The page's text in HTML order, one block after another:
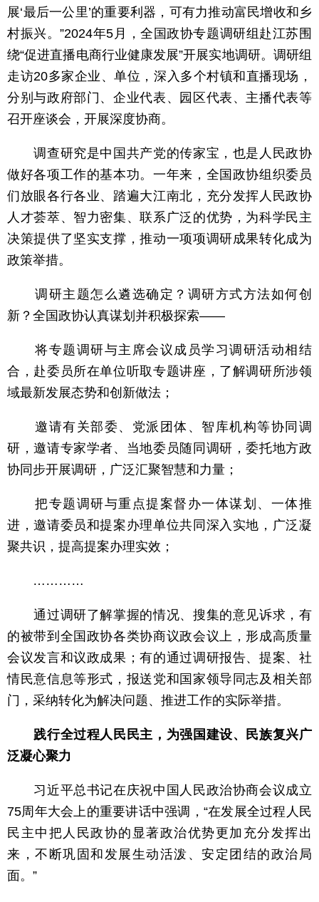
展‘最后一公里’的重要利器，可有力推动富民增收和乡
村振兴。”2024年5月，全国政协专题调研组赴江苏围
绕“促进直播电商行业健康发展”开展实地调研。调研组
走访20多家企业、单位，深入多个村镇和直播现场，
分别与政府部门、企业代表、园区代表、主播代表等
召开座谈会，开展深度协商。
调查研究是中国共产党的传家宝，也是人民政协
做好各项工作的基本功。一年来，全国政协组织委员
们放眼各行各业、踏遍大江南北，充分发挥人民政协
人才荟萃、智力密集、联系广泛的优势，为科学民主
决策提供了坚实支撑，推动一项项调研成果转化成为
政策举措。
调研主题怎么遴选确定？调研方式方法如何创
新？全国政协认真谋划并积极探索——
将专题调研与主席会议成员学习调研活动相结
合，赴委员所在单位听取专题讲座，了解调研所涉领
域最新发展态势和创新做法；
邀请有关部委、党派团体、智库机构等协同调
研，邀请专家学者、当地委员随同调研，委托地方政
协同步开展调研，广泛汇聚智慧和力量；
把专题调研与重点提案督办一体谋划、一体推
进，邀请委员和提案办理单位共同深入实地，广泛凝
聚共识，提高提案办理实效；
…………
通过调研了解掌握的情况、搜集的意见诉求，有
的被带到全国政协各类协商议政会议上，形成高质量
会议发言和议政成果；有的通过调研报告、提案、社
情民意信息等形式，报送党和国家领导同志及相关部
门，采纳转化为解决问题、推进工作的实际举措。
践行全过程人民民主，为强国建设、民族复兴广
泛凝心聚力
习近平总书记在庆祝中国人民政治协商会议成立
75周年大会上的重要讲话中强调，“在发展全过程人民
民主中把人民政协的显著政治优势更加充分发挥出
来，不断巩固和发展生动活泼、安定团结的政治局
面。”